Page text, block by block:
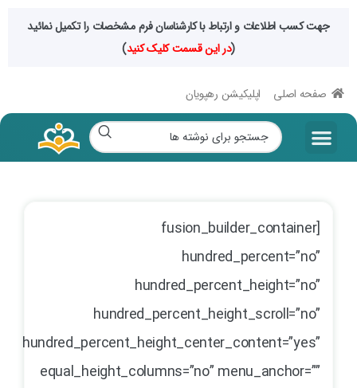
جهت کسب اطلاعات و ارتباط با کارشناسان فرم مشخصات را تکمیل نمائید
(در این قسمت کلیک کنید)
صفحه اصلی اپلیکیشن رهپویان
[fusion_builder_container
hundred_percent=”no”
hundred_percent_height=”no”
hundred_percent_height_scroll=”no”
hundred_percent_height_center_content=”yes”
equal_height_columns=”no” menu_anchor=””